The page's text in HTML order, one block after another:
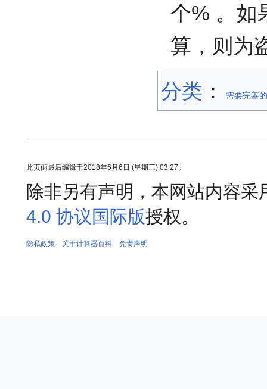
个% 。如
算，则为
分类 ：​ 需要完善
此页面最后编辑于2018年6月6日 (星期三) 03:27。
除非另有声明，本网站内容采
4.0 协议国际版授权。
隐私政策 关于计算器百科 免责声明